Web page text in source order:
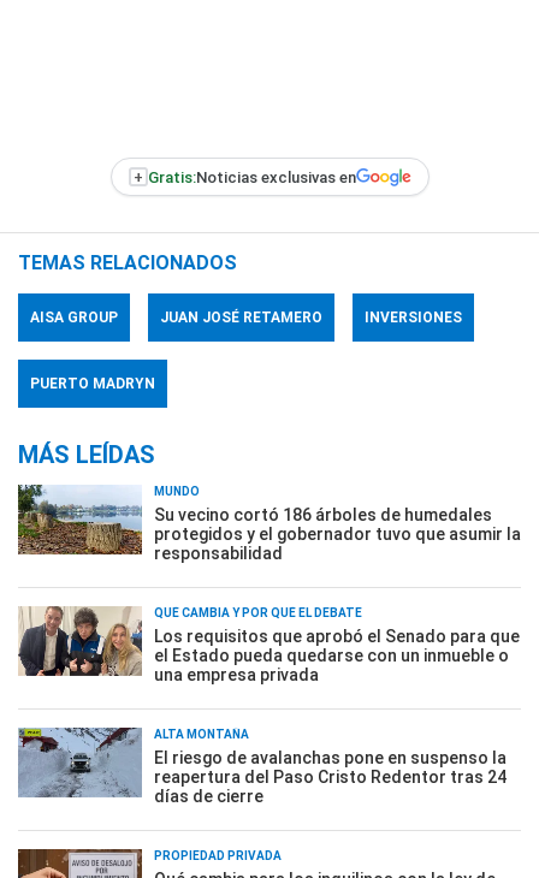
+ Gratis:Noticias exclusivas en
TEMAS RELACIONADOS
AISA GROUP JUAN JOSÉ RETAMERO INVERSIONES
PUERTO MADRYN
MÁS LEÍDAS
MUNDO
Su vecino cortó 186 árboles de humedales
protegidos y el gobernador tuvo que asumir la
responsabilidad
QUÉ CAMBIA Y POR QUÉ EL DEBATE
Los requisitos que aprobó el Senado para que
el Estado pueda quedarse con un inmueble o
una empresa privada
ALTA MONTAÑA
El riesgo de avalanchas pone en suspenso la
reapertura del Paso Cristo Redentor tras 24
días de cierre
PROPIEDAD PRIVADA